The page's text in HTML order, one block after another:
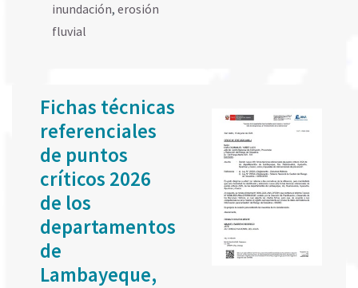
inundación, erosión
fluvial
Fichas técnicas
referenciales
de puntos
críticos 2026
de los
departamentos
de
Lambayeque,